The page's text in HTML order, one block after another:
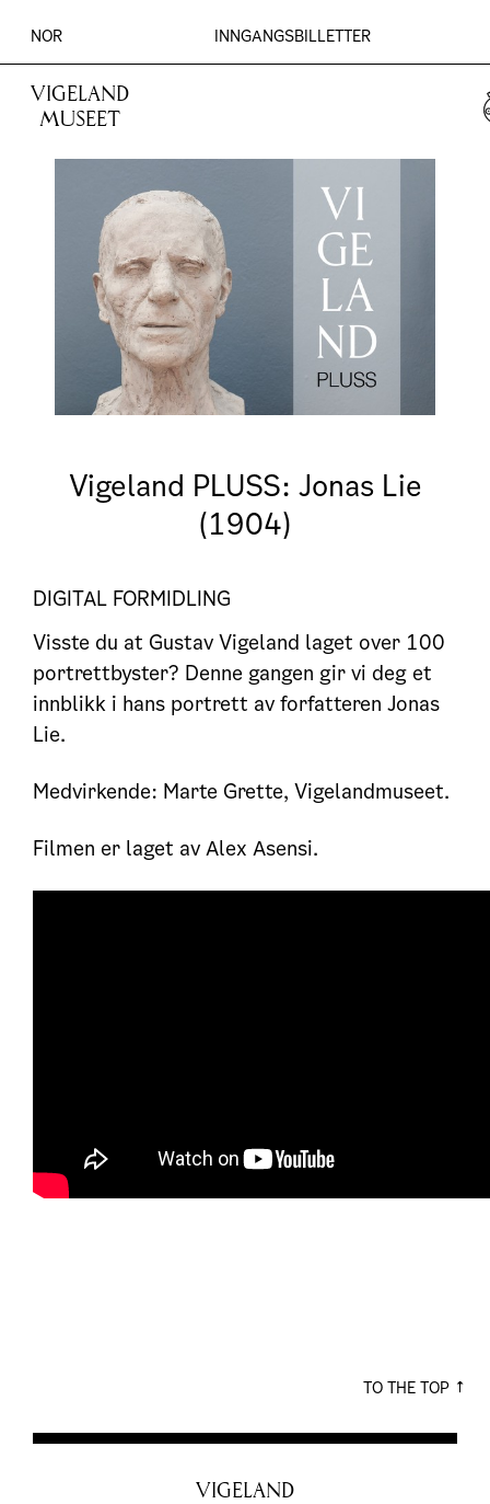
VIGELAND
MUSEET
INNGANGSBILLETTER
NOR
Vigeland PLUSS: Jonas Lie
(1904)
DIGITAL FORMIDLING
Visste du at Gustav Vigeland laget over 100
portrettbyster? Denne gangen gir vi deg et
innblikk i hans portrett av forfatteren Jonas
Lie.
Medvirkende: Marte Grette, Vigelandmuseet.
Filmen er laget av Alex Asensi.
TO THE TOP
VIGELAND